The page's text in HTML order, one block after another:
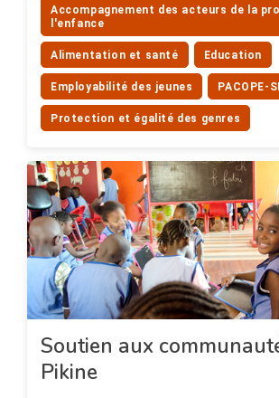
Accompagnement des acteurs de la
l'enfance
Alimentation et santé Education
Employabilité des jeunes PACOPE-
Protection et égalité des genres
Soutien aux
Pikine